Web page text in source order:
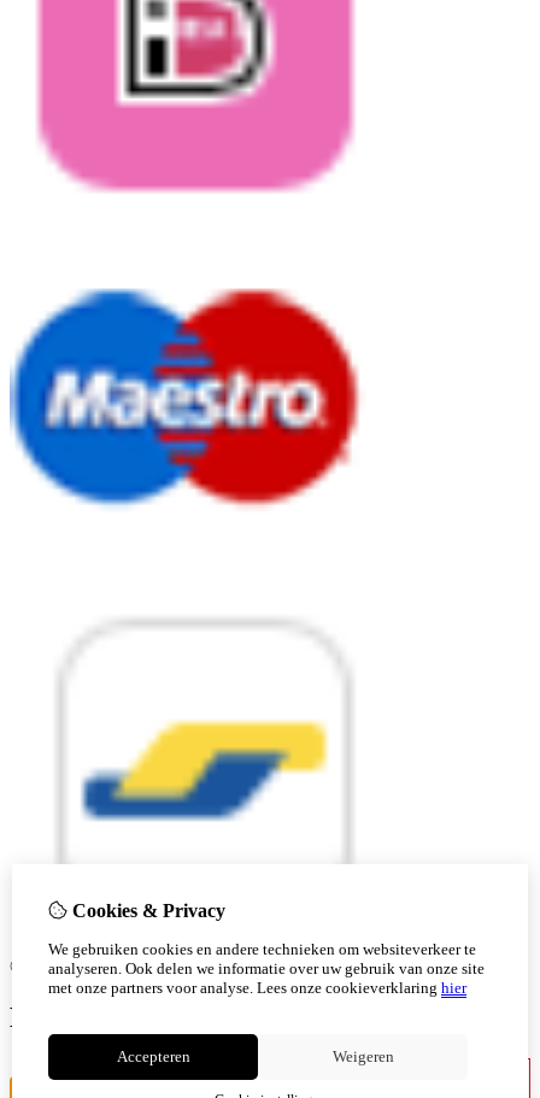
© Copyright 2026 |
Cookies & Privacy
We gebruiken cookies en andere technieken om websiteverkeer te
analyseren. Ook delen we informatie over uw gebruik van onze site
met onze partners voor analyse. Lees onze cookieverklaring hier
Accepteren Weigeren
Ben je 18 of ouder?